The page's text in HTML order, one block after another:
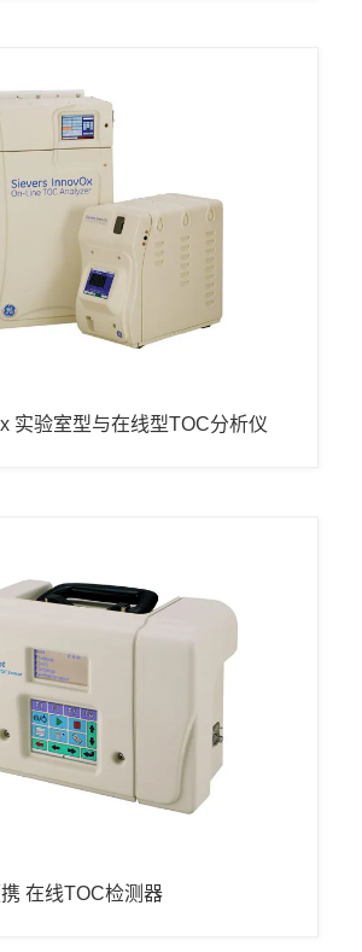
实验室型与在线型TOC分析仪
在线TOC检测器